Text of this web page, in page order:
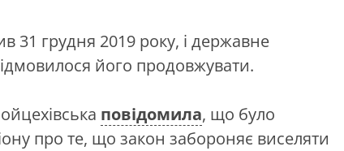
31 грудня 2019 року, і державне
його продовжувати.
повідомила, що було
про те, що закон забороняє виселяти